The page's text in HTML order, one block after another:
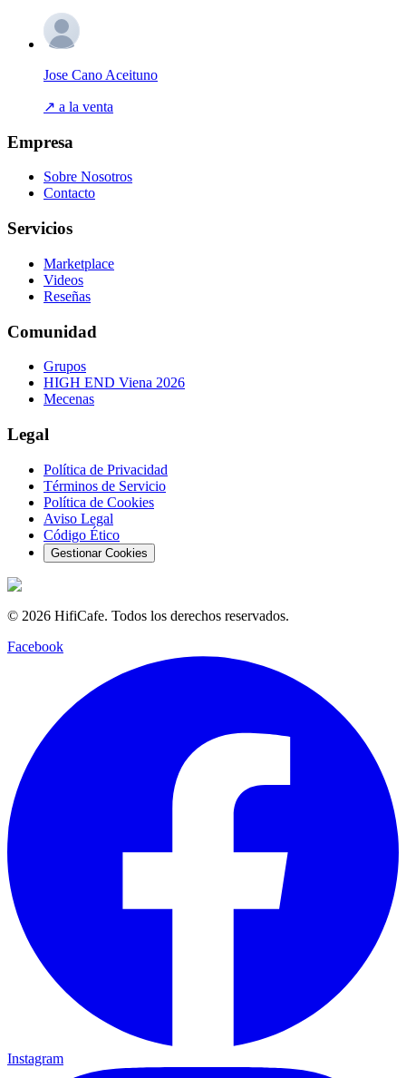
Jose Cano Aceituno
↗ a la venta
Empresa
Sobre Nosotros
Contacto
Servicios
Marketplace
Videos
Reseñas
Comunidad
Grupos
HIGH END Viena 2026
Mecenas
Legal
Política de Privacidad
Términos de Servicio
Política de Cookies
Aviso Legal
Código Ético
Gestionar Cookies
© 2026 HifiCafe. Todos los derechos reservados.
Facebook
Instagram